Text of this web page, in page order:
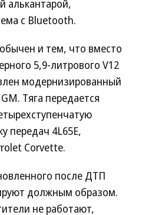
алькантарой,
с Bluetooth.
и тем, что вместо
5,9-литрового V12
модернизированный
Тяга передается
передач 4L65E,
Corvette.
после ДТП
должным образом.
не работают,